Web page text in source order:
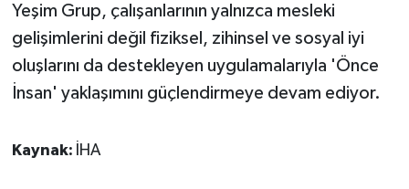
Yeşim Grup, çalışanlarının yalnızca mesleki
gelişimlerini değil fiziksel, zihinsel ve sosyal iyi
oluşlarını da destekleyen uygulamalarıyla 'Önce
İnsan' yaklaşımını güçlendirmeye devam ediyor.
Kaynak: İHA